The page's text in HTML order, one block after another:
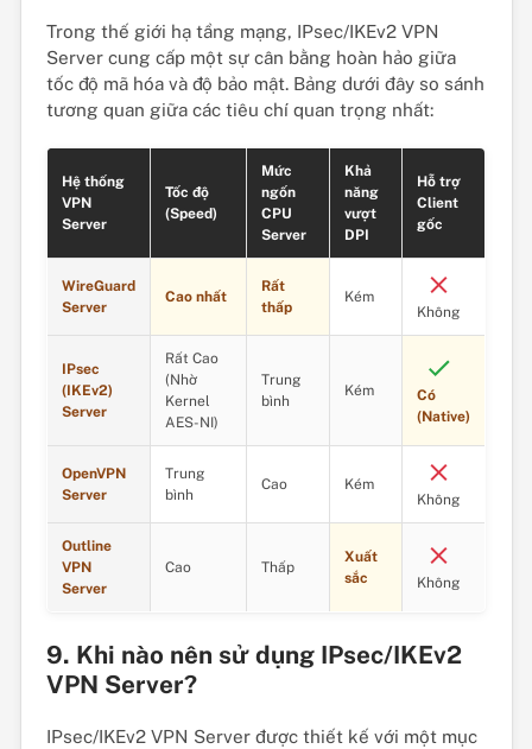
Trong thế giới hạ tầng mạng, IPsec/IKEv2 VPN
Server cung cấp một sự cân bằng hoàn hảo giữa
tốc độ mã hóa và độ bảo mật. Bảng dưới đây so sánh
tương quan giữa các tiêu chí quan trọng nhất:
Hệ thống
VPN
Server
Tốc độ
(Speed)
Mức
ngốn
CPU
Server
Khả
năng
vượt
DPI
Hỗ trợ
Client
gốc
WireGuard
Server
Cao nhất
Rất
thấp
Kém
Không
IPsec
(IKEv2)
Server
Rất Cao
(Nhờ
Kernel
AES-NI)
Trung
bình
Kém
Có
(Native)
OpenVPN
Server
Trung
bình
Cao
Kém
Không
Outline
VPN
Server
Cao Thấp
Xuất
sắc
Không
9. Khi nào nên sử dụng IPsec/IKEv2
VPN Server?
IPsec/IKEv2 VPN Server được thiết kế với một mục